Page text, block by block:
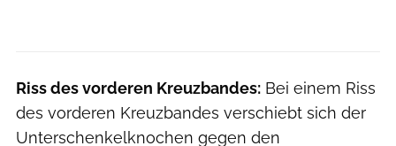
Riss des vorderen Kreuzbandes: Bei einem Riss
des vorderen Kreuzbandes verschiebt sich der
Unterschenkelknochen gegen den